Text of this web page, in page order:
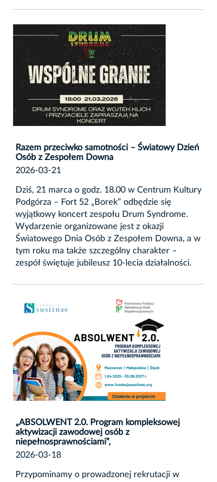
Razem przeciwko samotności – Światowy Dzień
Osób z Zespołem Downa
2026-03-21
Dziś, 21 marca o godz. 18.00 w Centrum Kultury
Podgórza – Fort 52 „Borek” odbędzie się
wyjątkowy koncert zespołu Drum Syndrome.
Wydarzenie organizowane jest z okazji
Światowego Dnia Osób z Zespołem Downa, a w
tym roku ma także szczególny charakter –
zespół świętuje jubileusz 10-lecia działalności.
„ABSOLWENT 2.0. Program kompleksowej
aktywizacji zawodowej osób z
niepełnosprawnościami”,
2026-03-18
Przypominamy o prowadzonej rekrutacji w